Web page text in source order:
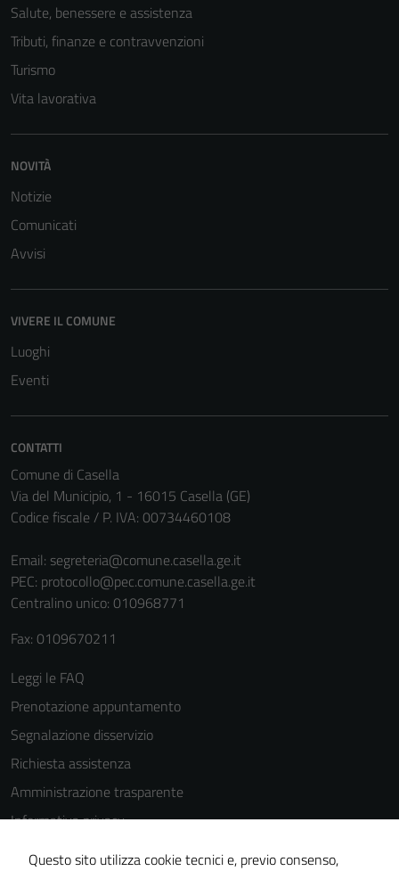
Salute, benessere e assistenza
Tributi, finanze e contravvenzioni
Turismo
Vita lavorativa
NOVITÀ
Notizie
Comunicati
Avvisi
VIVERE IL COMUNE
Luoghi
Eventi
CONTATTI
Comune di Casella
Via del Municipio, 1 - 16015 Casella (GE)
Codice fiscale / P. IVA: 00734460108
Email: segreteria@comune.casella.ge.it
PEC: protocollo@pec.comune.casella.ge.it
Centralino unico: 010968771
Fax: 0109670211
Leggi le FAQ
Prenotazione appuntamento
Segnalazione disservizio
Richiesta assistenza
Amministrazione trasparente
Informativa privacy
Cookie Policy
Questo sito utilizza cookie tecnici e, previo consenso,
per il
Questi cookie
Questi cookie
sono
profilazione.